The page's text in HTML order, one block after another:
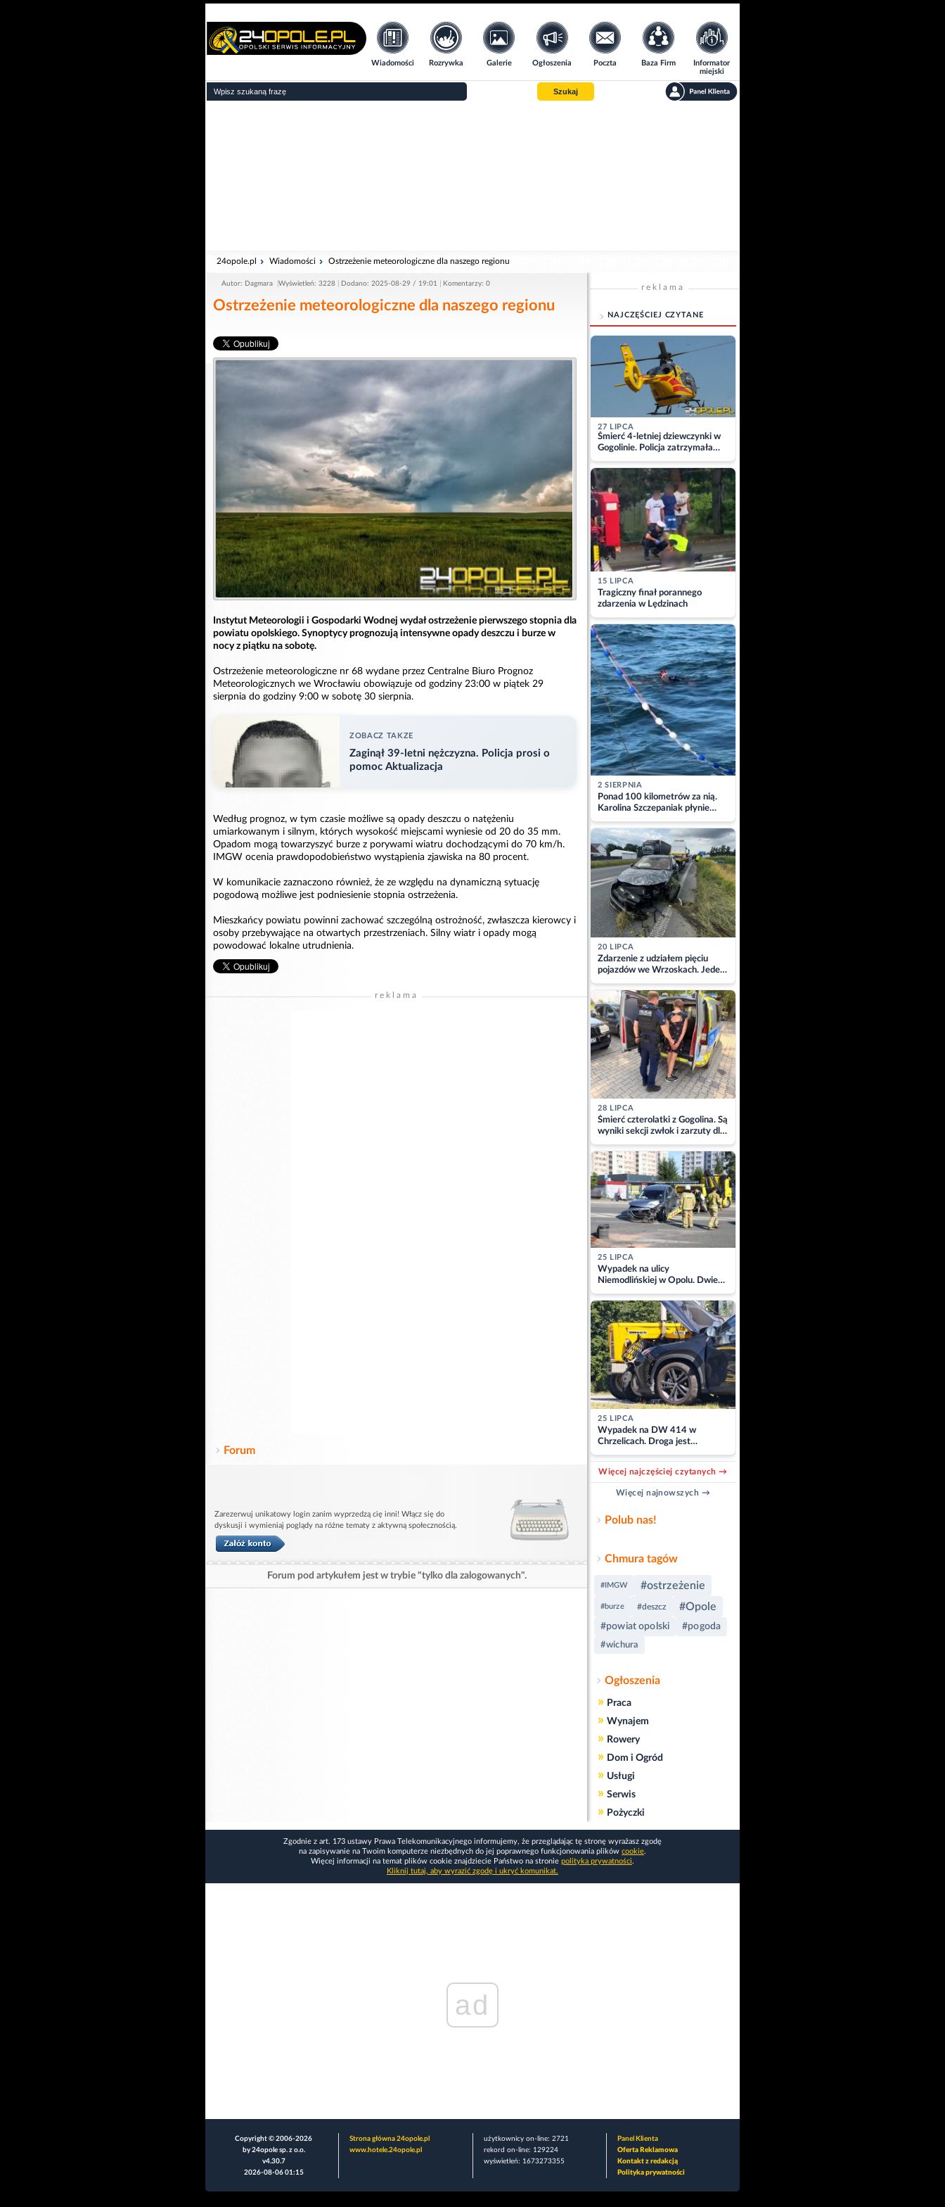
Wiadomości Rozrywka Galerie Ogłoszenia Poczta Baza Firm
Informator
miejski
Szukaj
24opole.pl Wiadomości Ostrzeżenie meteorologiczne dla naszego regionu
Autor: Dagmara Wyświetleń: 3228 Dodano: 2025-08-29 / 19:01 Komentarzy: 0
Ostrzeżenie meteorologiczne dla naszego regionu
Instytut Meteorologii i Gospodarki Wodnej wydał ostrzeżenie pierwszego stopnia dla
powiatu opolskiego. Synoptycy prognozują intensywne opady deszczu i burze w
nocy z piątku na sobotę.
Ostrzeżenie meteorologiczne nr 68 wydane przez Centralne Biuro Prognoz
Meteorologicznych we Wrocławiu obowiązuje od godziny 23:00 w piątek 29
sierpnia do godziny 9:00 w sobotę 30 sierpnia.
ZOBACZ TAKZE
Zaginął 39-letni nężczyzna. Policja prosi o
pomoc Aktualizacja
Według prognoz, w tym czasie możliwe są opady deszczu o natężeniu
umiarkowanym i silnym, których wysokość miejscami wyniesie od 20 do 35 mm.
Opadom mogą towarzyszyć burze z porywami wiatru dochodzącymi do 70 km/h.
IMGW ocenia prawdopodobieństwo wystąpienia zjawiska na 80 procent.
W komunikacie zaznaczono również, że ze względu na dynamiczną sytuację
pogodową możliwe jest podniesienie stopnia ostrzeżenia.
Mieszkańcy powiatu powinni zachować szczególną ostrożność, zwłaszcza kierowcy i
osoby przebywające na otwartych przestrzeniach. Silny wiatr i opady mogą
powodować lokalne utrudnienia.
reklama
Forum
Zarezerwuj unikatowy login zanim wyprzedzą cię inni! Włącz się do
dyskusji i wymieniaj poglądy na różne tematy z aktywną społecznością.
Forum pod artykułem jest w trybie "tylko dla zalogowanych".
reklama
NAJCZĘŚCIEJ CZYTANE
27 LIPCA
Śmierć 4-letniej dziewczynki w
Gogolinie. Policja zatrzymała
matkę
15 LIPCA
Tragiczny finał porannego
zdarzenia w Lędzinach
2 SIERPNIA
Ponad 100 kilometrów za nią.
Karolina Szczepaniak płynie
przez Bałtyk dla Piotra.
Aktualizacja
20 LIPCA
Zdarzenie z udziałem pięciu
pojazdów we Wrzoskach. Jeden
z kierowców zabrany w
kajdankach
28 LIPCA
Śmierć czterolatki z Gogolina. Są
wyniki sekcji zwłok i zarzuty dla
matki
25 LIPCA
Wypadek na ulicy
Niemodlińskiej w Opolu. Dwie
osoby w szpitalu
25 LIPCA
Wypadek na DW 414 w
Chrzelicach. Droga jest
zablokowana
Więcej najczęściej czytanych →
Więcej najnowszych →
Polub nas!
Chmura tagów
#IMGW #ostrzeżenie
#burze #deszcz #Opole
#powiat opolski #pogoda
#wichura
Ogłoszenia
» Praca
» Wynajem
» Rowery
» Dom i Ogród
» Usługi
» Serwis
» Pożyczki
Zgodnie z art. 173 ustawy Prawa Telekomunikacyjnego informujemy, że przeglądając tę stronę wyrażasz zgodę
na zapisywanie na Twoim komputerze niezbędnych do jej poprawnego funkcjonowania plików cookie.
Więcej informacji na temat plików cookie znajdziecie Państwo na stronie polityka prywatności.
Kliknij tutaj, aby wyrazić zgodę i ukryć komunikat.
ad
Copyright © 2006-2026
by 24opole sp. z o.o.
v4.30.7
2026-08-06 01:15
Strona główna 24opole.pl
www.hotele.24opole.pl
użytkownicy on-line: 2721
rekord on-line: 129224
wyświetleń: 1673273355
Panel Klienta
Oferta Reklamowa
Kontakt z redakcją
Polityka prywatności